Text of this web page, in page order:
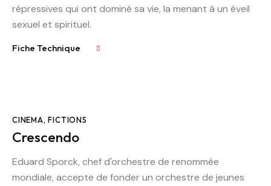
répressives qui ont dominé sa vie, la menant à un éveil
sexuel et spirituel.
Fiche Technique
CINEMA,FICTIONS
Crescendo
Eduard Sporck, chef d'orchestre de renommée
mondiale, accepte de fonder un orchestre de jeunes